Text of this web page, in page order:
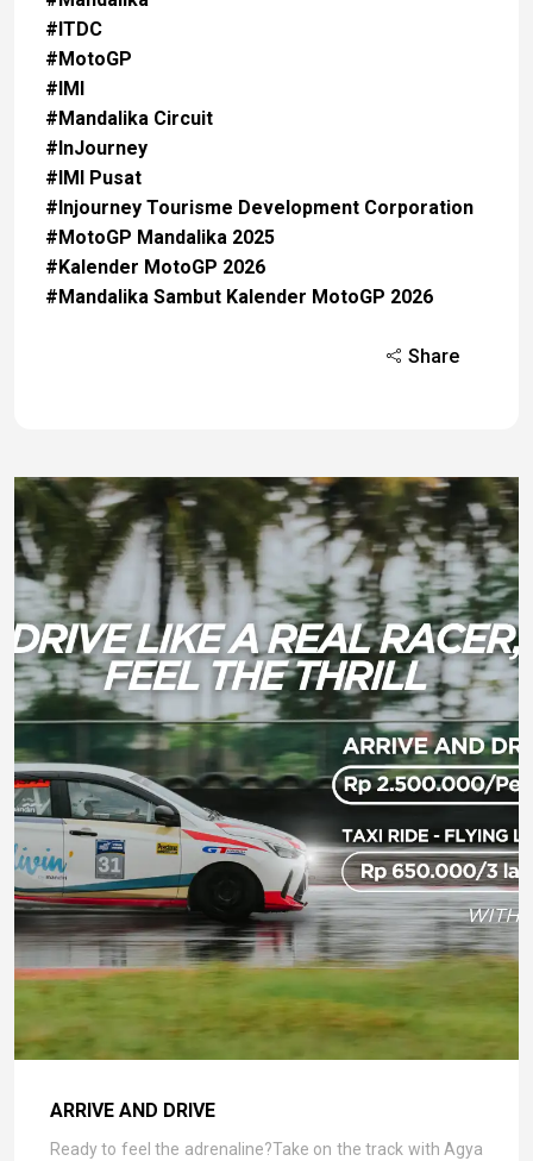
#ITDC
#MotoGP
#IMI
#Mandalika Circuit
#InJourney
#IMI Pusat
#Injourney Tourisme Development Corporation
#MotoGP Mandalika 2025
#Kalender MotoGP 2026
#Mandalika Sambut Kalender MotoGP 2026
Share
ARRIVE AND DRIVE
Ready to feel the adrenaline?Take on the track with Agya